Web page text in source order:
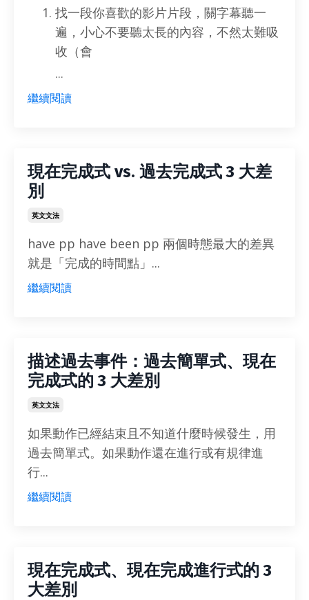
找一段你喜歡的影片片段，關字幕聽一
遍，小心不要聽太長的內容，不然太難吸
收（會
...
繼續閱讀
現在完成式 vs. 過去完成式 3 大差
別
英文文法
have pp have been pp 兩個時態最大的差異
就是「完成的時間點」...
繼續閱讀
描述過去事件：過去簡單式、現在
完成式的 3 大差別
英文文法
如果動作已經結束且不知道什麼時候發生，用
過去簡單式。如果動作還在進行或有規律進
行...
繼續閱讀
現在完成式、現在完成進行式的 3
大差別